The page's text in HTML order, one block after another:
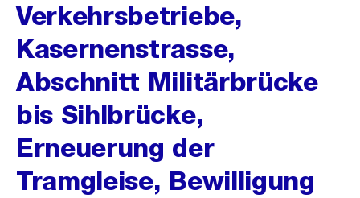
Verkehrsbetriebe,
Kasernenstrasse,
Abschnitt Militärbrücke
bis Sihlbrücke,
Erneuerung der
Tramgleise, Bewilligung